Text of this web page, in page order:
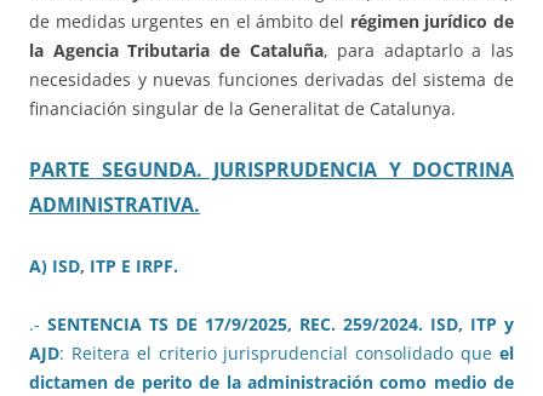
de medidas urgentes en el ámbito del régimen jurídico de
la Agencia Tributaria de Cataluña, para adaptarlo a las
necesidades y nuevas funciones derivadas del sistema de
financiación singular de la Generalitat de Catalunya.
PARTE SEGUNDA. JURISPRUDENCIA Y DOCTRINA
ADMINISTRATIVA.
A) ISD, ITP E IRPF.
.- SENTENCIA TS DE 17/9/2025, REC. 259/2024. ISD, ITP y
AJD: Reitera el criterio jurisprudencial consolidado que el
dictamen de perito de la administración como medio de